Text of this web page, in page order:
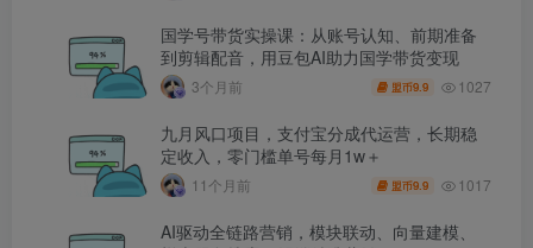
国学号带货实操课：从账号认知、前期准备
到剪辑配音，用豆包AI助力国学带货变现
3个月前 盟币9.9 1027
九月风口项目，支付宝分成代运营，长期稳
定收入，零门槛单号每月1w＋
11个月前 盟币9.9 1017
AI驱动全链路营销，模块联动、向量建模、